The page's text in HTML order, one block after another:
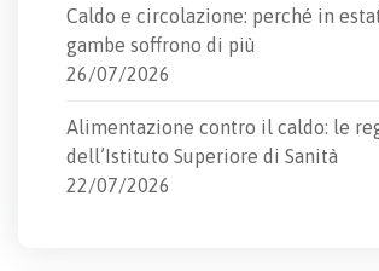
Caldo e circolazione: perché in
gambe soffrono di più
26/07/2026
Alimentazione contro il caldo: le
dell’Istituto Superiore di Sanità
22/07/2026